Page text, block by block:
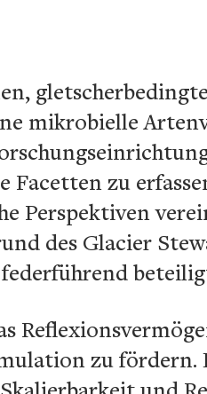
mikrobielle
zu
Perspektiven
des Glacier
zu